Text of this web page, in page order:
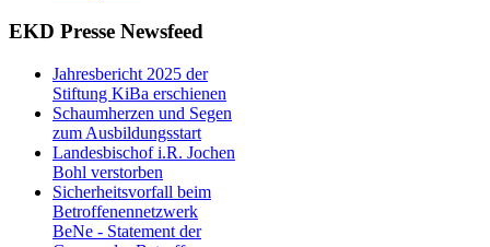
EKD Presse Newsfeed
Jahresbericht 2025 der
Stiftung KiBa erschienen
Schaumherzen und Segen
zum Ausbildungsstart
Landesbischof i.R. Jochen
Bohl verstorben
Sicherheitsvorfall beim
Betroffenennetzwerk
BeNe - Statement der